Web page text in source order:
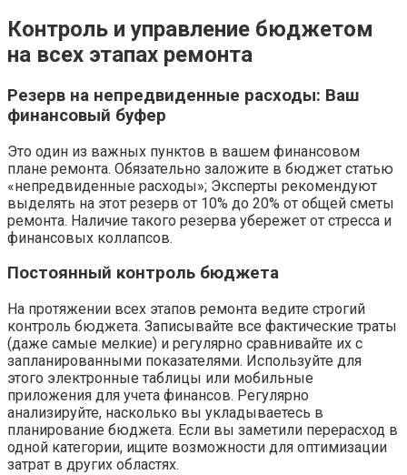
Контроль и управление бюджетом
на всех этапах ремонта
Резерв на непредвиденные расходы: Ваш
финансовый буфер
Это один из важных пунктов в вашем финансовом
плане ремонта. Обязательно заложите в бюджет статью
«непредвиденные расходы»; Эксперты рекомендуют
выделять на этот резерв от 10% до 20% от общей сметы
ремонта. Наличие такого резерва убережет от стресса и
финансовых коллапсов.
Постоянный контроль бюджета
На протяжении всех этапов ремонта ведите строгий
контроль бюджета. Записывайте все фактические траты
(даже самые мелкие) и регулярно сравнивайте их с
запланированными показателями. Используйте для
этого электронные таблицы или мобильные
приложения для учета финансов. Регулярно
анализируйте, насколько вы укладываетесь в
планирование бюджета. Если вы заметили перерасход в
одной категории, ищите возможности для оптимизации
затрат в других областях.